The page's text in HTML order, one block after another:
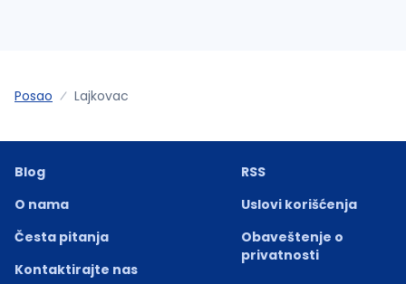
Posao Lajkovac
Blog
O nama
Česta pitanja
Kontaktirajte nas
RSS
Uslovi korišćenja
Obaveštenje o
privatnosti